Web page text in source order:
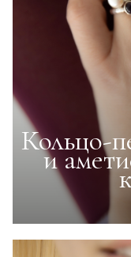
Кольцо-
и